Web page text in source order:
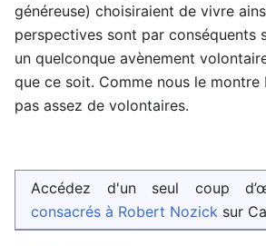
généreuse) choisiraient de vivre
perspectives sont par conséquents
un quelconque avènement
que ce soit. Comme nous le montre
pas assez de volontaires.
Accédez d'un seul coup
consacrés à Robert Nozick sur